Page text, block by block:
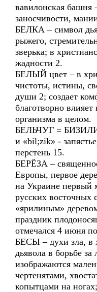
вавилонская башня
заносчивости,
БЕЛКА – символ
рыжего,
зверька; в
жадности 2.
БЕЛЫЙ цвет – в
чистоты, истины,
души 2; создает
благотворно влияет
организма в целом.
БЕЛЬЧУГ =
и «bil;zik» -
перстень 15.
БЕРЁЗА –
Европы, первое
на Украине первый
русских восточных
«ярилиным»
праздник
отмечался 4 июня
БЕСЫ – духи зла, в
дьявола в борьбе
изображаются
чертенятами,
копытцами на